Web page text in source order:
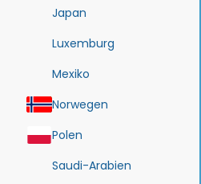
Japan
Luxemburg
Mexiko
Norwegen
Polen
Saudi-Arabien